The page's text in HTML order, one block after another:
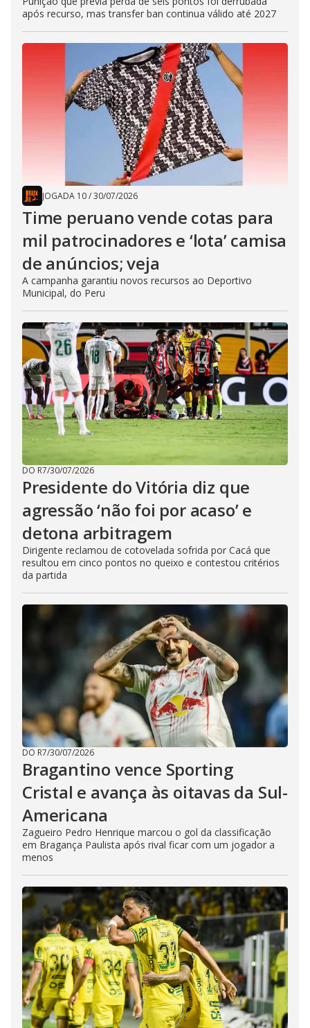
após recurso, mas transfer ban continua válido até 2027
JOGADA 10/30/07/2026
Time peruano vende cotas para
mil patrocinadores e ‘lota’ camisa
de anúncios; veja
A campanha garantiu novos recursos ao Deportivo
Municipal, do Peru
DO R7/30/07/2026
Presidente do Vitória diz que
agressão ‘não foi por acaso’ e
detona arbitragem
Dirigente reclamou de cotovelada sofrida por Cacá que
resultou em cinco pontos no queixo e contestou critérios
da partida
DO R7/30/07/2026
Bragantino vence Sporting
Cristal e avança às oitavas da Sul-
Americana
Zagueiro Pedro Henrique marcou o gol da classificação
em Bragança Paulista após rival ficar com um jogador a
menos